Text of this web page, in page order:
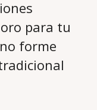
para tu
forme